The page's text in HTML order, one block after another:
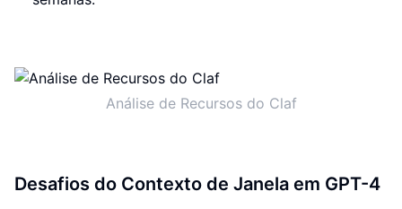
Análise de Recursos do Claf
Desafios do Contexto de Janela em GPT-4